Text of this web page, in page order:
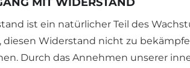
ist ein natürlicher Teil des
diesen Widerstand nicht zu
Durch das Annehmen unserer